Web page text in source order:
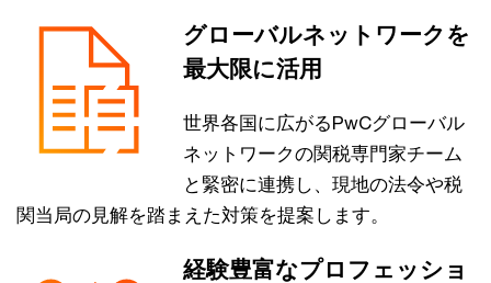
グローバルネットワークを
最大限に活用
世界各国に広がるPwCグローバル
ネットワークの関税専門家チーム
と緊密に連携し、現地の法令や税
関当局の見解を踏まえた対策を提案します。
経験豊富なプロフェッショ